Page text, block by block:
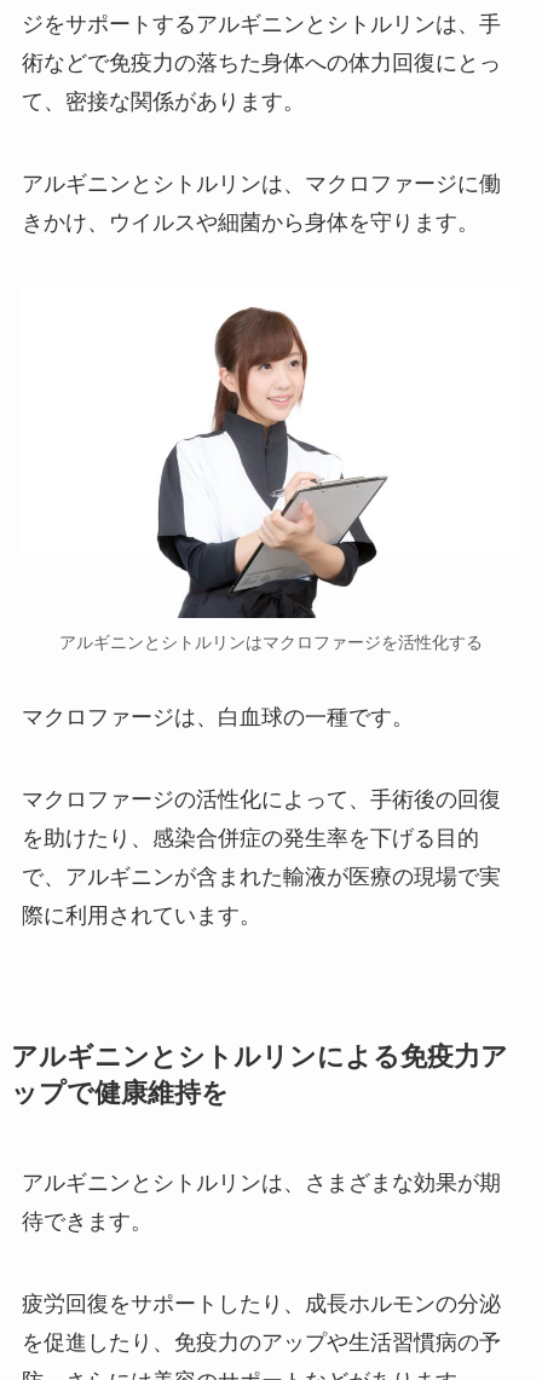
ジをサポートするアルギニンとシトルリンは、手
術などで免疫力の落ちた身体への体力回復にとっ
て、密接な関係があります。
アルギニンとシトルリンは、マクロファージに働
きかけ、ウイルスや細菌から身体を守ります。
アルギニンとシトルリンはマクロファージを活性化する
マクロファージは、白血球の一種です。
マクロファージの活性化によって、手術後の回復
を助けたり、感染合併症の発生率を下げる目的
で、アルギニンが含まれた輸液が医療の現場で実
際に利用されています。
アルギニンとシトルリンによる免疫力ア
ップで健康維持を
アルギニンとシトルリンは、さまざまな効果が期
待できます。
疲労回復をサポートしたり、成長ホルモンの分泌
を促進したり、免疫力のアップや生活習慣病の予